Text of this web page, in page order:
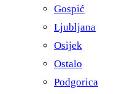
Gospić
Ljubljana
Osijek
Ostalo
Podgorica